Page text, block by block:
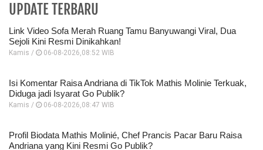
UPDATE TERBARU
Link Video Sofa Merah Ruang Tamu Banyuwangi Viral, Dua
Sejoli Kini Resmi Dinikahkan!
Kamis / 06-08-2026,08:52 WIB
Isi Komentar Raisa Andriana di TikTok Mathis Molinie Terkuak,
Diduga jadi Isyarat Go Publik?
Kamis / 06-08-2026,08:47 WIB
Profil Biodata Mathis Molinié, Chef Prancis Pacar Baru Raisa
Andriana yang Kini Resmi Go Publik?